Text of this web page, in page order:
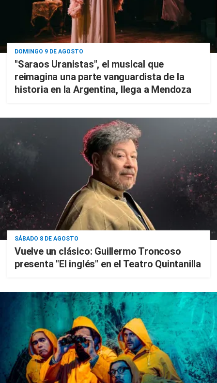
DOMINGO 9 DE AGOSTO
"Saraos Uranistas", el musical que
reimagina una parte vanguardista de la
historia en la Argentina, llega a Mendoza
SÁBADO 8 DE AGOSTO
Vuelve un clásico: Guillermo Troncoso
presenta "El inglés" en el Teatro Quintanilla